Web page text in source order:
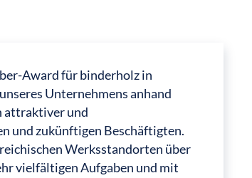
Award für binderholz in
Unternehmens anhand
attraktiver und
und zukünftigen Beschäftigten.
Werksstandorten über
vielfältigen Aufgaben und mit